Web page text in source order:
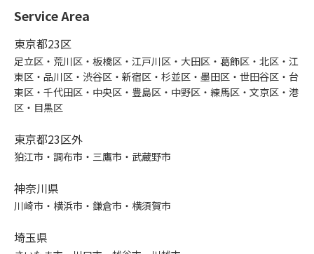
Service Area
東京都23区
足立区・荒川区・板橋区・江戸川区・大田区・葛飾区・北区・江
東区・品川区・渋谷区・新宿区・杉並区・墨田区・世田谷区・台
東区・千代田区・中央区・豊島区・中野区・練馬区・文京区・港
区・目黒区
東京都23区外
狛江市・調布市・三鷹市・武蔵野市
神奈川県
川崎市・横浜市・鎌倉市・横須賀市
埼玉県